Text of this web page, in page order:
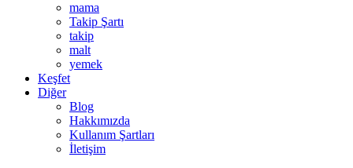
mama
Takip Şartı
takip
malt
yemek
Keşfet
Diğer
Blog
Hakkımızda
Kullanım Şartları
İletişim